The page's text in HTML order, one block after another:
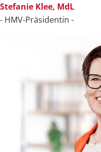
Stefanie Klee, MdL
- HMV-Präsidentin -